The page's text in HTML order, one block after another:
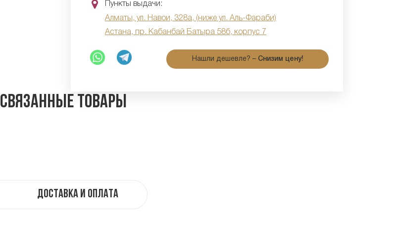
Пункты выдачи:
Алматы, ул. Навои, 328а, (ниже ул. Аль-Фараби)
Астана, пр. Кабанбай Батыра 58б, корпус 7
Нашли дешевле? – Снизим цену!
Связанные товары
Доставка и оплата